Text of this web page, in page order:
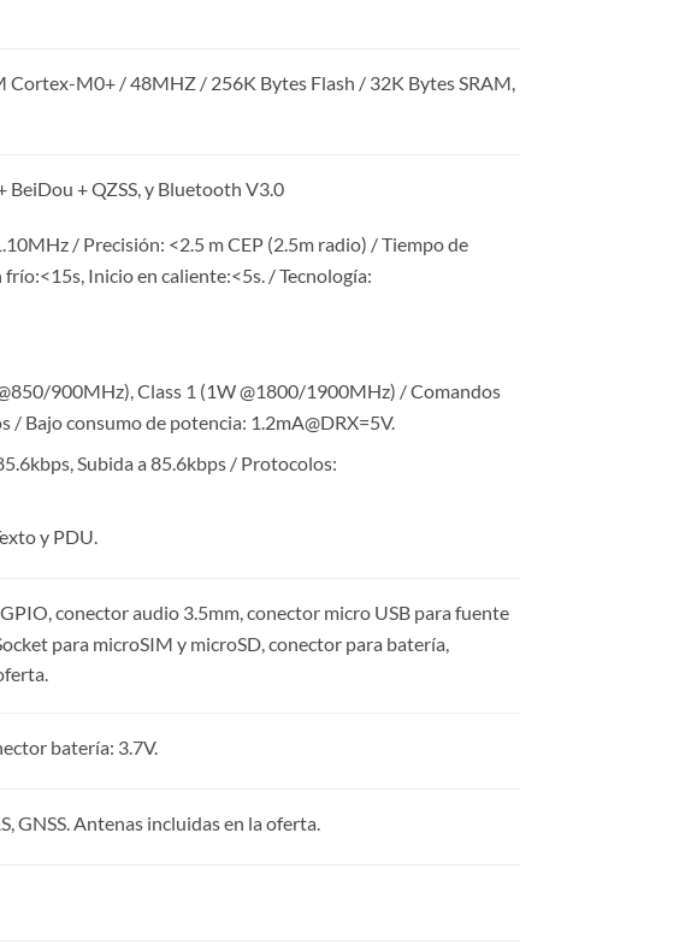
M0+ / 48MHZ / 256K Bytes Flash / 32K Bytes SRAM,
BeiDou + QZSS, y Bluetooth V3.0
/ Precisión: <2.5 m CEP (2.5m radio) / Tiempo de
Inicio en caliente:<5s. / Tecnología:
900MHz), Class 1 (1W @1800/1900MHz) / Comandos
/ Bajo consumo de potencia: 1.2mA@DRX=5V.
Subida a 85.6kbps / Protocolos:
y PDU.
conector audio 3.5mm, conector micro USB para fuente
para microSIM y microSD, conector para batería,
batería: 3.7V.
GNSS. Antenas incluidas en la oferta.